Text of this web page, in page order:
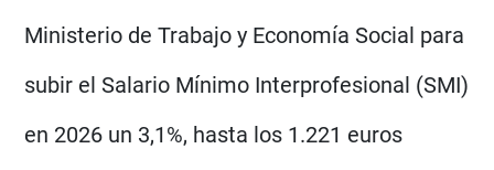
Ministerio de Trabajo y Economía Social para
subir el Salario Mínimo Interprofesional (SMI)
en 2026 un 3,1%, hasta los 1.221 euros